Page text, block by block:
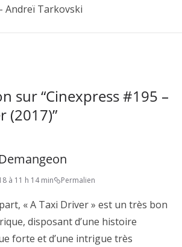
Andreï Tarkovski
sur “Cinexpress #195 –
(2017)”
à 11 h 14 min Permalien
« A Taxi Driver » est un très bon
disposant d’une histoire
forte et d’une intrigue très